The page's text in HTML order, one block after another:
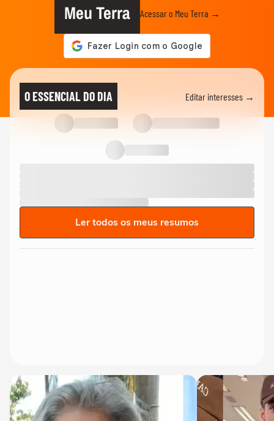
Meu Terra Acessar o Meu Terra →
O ESSENCIAL DO DIA Editar interesses →
Ler todos os meus resumos